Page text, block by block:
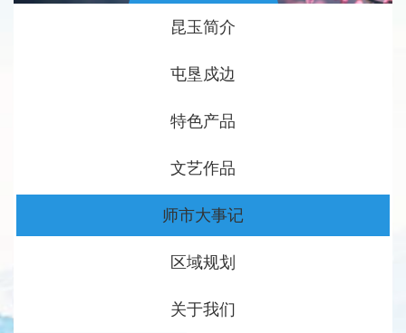
昆玉简介
屯垦戍边
特色产品
文艺作品
师市大事记
区域规划
关于我们